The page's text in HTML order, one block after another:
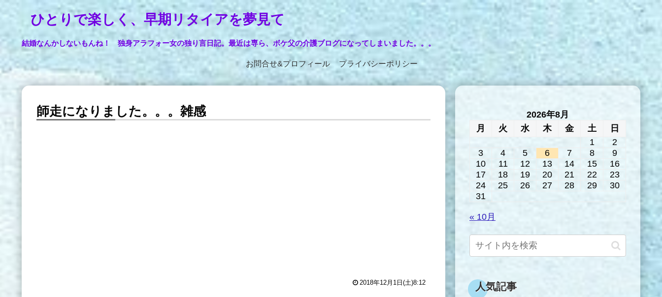
ひとりで楽しく、早期リタイアを夢見て
結婚なんかしないもんね！ 独身アラフォー女の独り言日記。最近は専ら、ボケ父の介護ブログになってしまいました。。。
お問合せ&プロフィールプライバシーポリシー
師走になりました。。。雑感
2018年12月1日(土)8:12
2026年8月
月
火 水 木 金 土
日
1
2
3
4 5 6 7 8
9
10
11 12 13 14 15
16
17
18 19 20 21 22
23
24
25 26 27 28 29
30
31
« 10月
人気記事